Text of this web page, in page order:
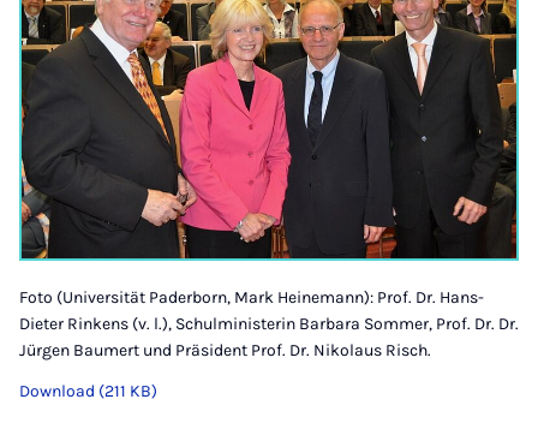
Foto (Universität Paderborn, Mark Heinemann): Prof. Dr. Hans-
Dieter Rinkens (v. l.), Schulministerin Barbara Sommer, Prof. Dr. Dr.
Jürgen Baumert und Präsident Prof. Dr. Nikolaus Risch.
Download (211 KB)